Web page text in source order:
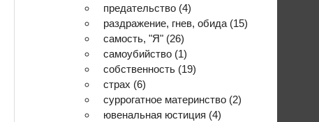
предательство (4)
раздражение, гнев, обида (15)
самость, "Я" (26)
самоубийство (1)
собственность (19)
страх (6)
суррогатное материнство (2)
ювенальная юстиция (4)